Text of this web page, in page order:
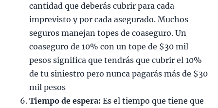
cantidad que deberás cubrir para cada
imprevisto y por cada asegurado. Muchos
seguros manejan topes de coaseguro. Un
coaseguro de 10% con un tope de $30 mil
pesos significa que tendrás que cubrir el 10%
de tu siniestro pero nunca pagarás más de $30
mil pesos
Tiempo de espera: Es el tiempo que tiene que